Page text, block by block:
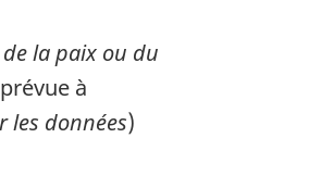
la paix ou du
à
les données)